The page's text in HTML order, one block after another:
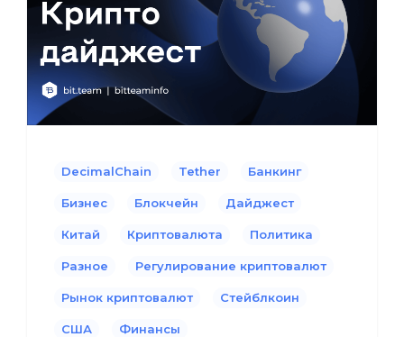
DecimalChain Tether Банкинг
Бизнес Блокчейн Дайджест
Китай Криптовалюта Политика
Разное Регулирование криптовалют
Рынок криптовалют Стейблкоин
США Финансы